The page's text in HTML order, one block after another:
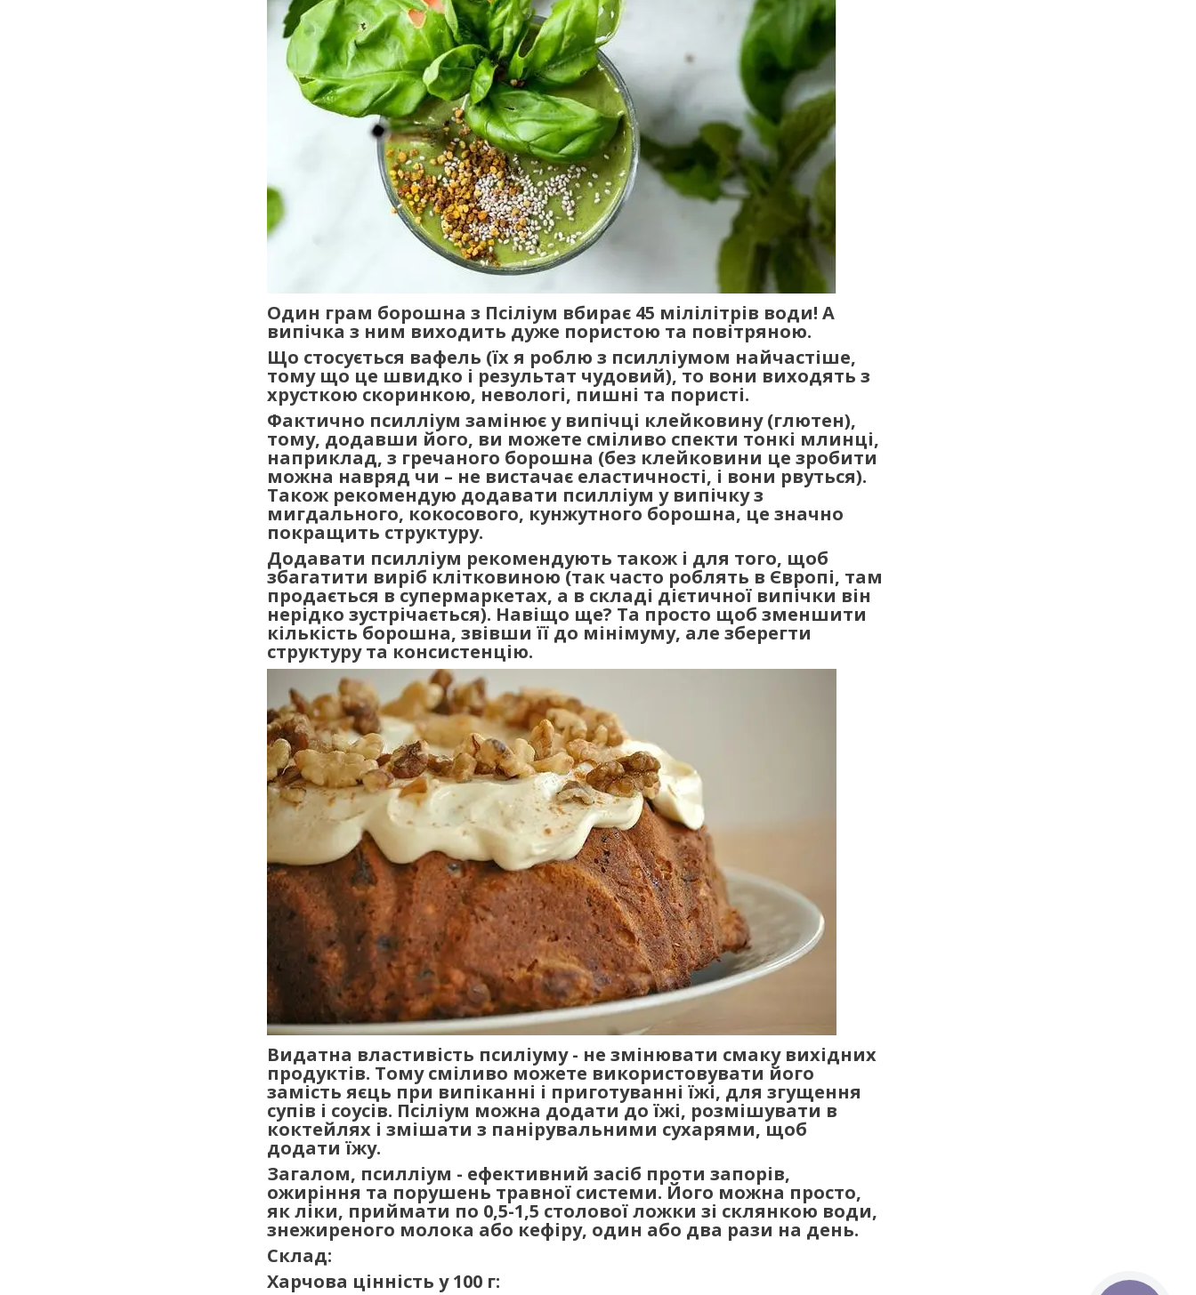
Один грам борошна з Псіліум вбирає 45 мілілітрів води! А
випічка з ним виходить дуже пористою та повітряною.
Що стосується вафель (їх я роблю з псилліумом найчастіше,
тому що це швидко і результат чудовий), то вони виходять з
хрусткою скоринкою, невологі, пишні та пористі.
Фактично псилліум замінює у випічці клейковину (глютен),
тому, додавши його, ви можете сміливо спекти тонкі млинці,
наприклад, з гречаного борошна (без клейковини це зробити
можна навряд чи – не вистачає еластичності, і вони рвуться).
Також рекомендую додавати псилліум у випічку з
мигдального, кокосового, кунжутного борошна, це значно
покращить структуру.
Додавати псилліум рекомендують також і для того, щоб
збагатити виріб клітковиною (так часто роблять в Європі, там
продається в супермаркетах, а в складі дієтичної випічки він
нерідко зустрічається). Навіщо ще? Та просто щоб зменшити
кількість борошна, звівши її до мінімуму, але зберегти
структуру та консистенцію.
Видатна властивість псиліуму - не змінювати смаку вихідних
продуктів. Тому сміливо можете використовувати його
замість яєць при випіканні і приготуванні їжі, для згущення
супів і соусів. Псіліум можна додати до їжі, розмішувати в
коктейлях і змішати з панірувальними суxapями, щоб
додати їжу.
Загалом, псилліум - ефективний засіб проти запорів,
ожиріння та порушень травної системи. Його можна просто,
як ліки, приймати по 0,5-1,5 столової ложки зі склянкою води,
знежиреного молока або кефіру, один або два рази на день.
Склад:
Харчова цінність у 100 г: